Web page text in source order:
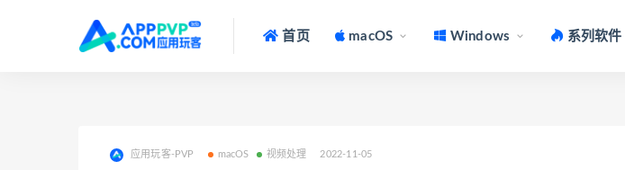
首页 macOS Windows 系列软件
应用玩客-PVP macOS 视频处理 2022-11-05